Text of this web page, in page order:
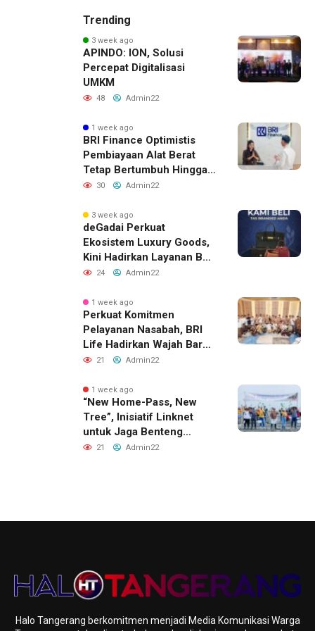
Trending
3 week ago
APINDO: ION, Solusi
Percepat Digitalisasi
UMKM
48 Admin22
1 week ago
BRI Finance Optimistis
Pembiayaan Alat Berat
Tetap Bertumbuh Hingga
Akhir 2026
30 Admin22
3 week ago
deGadai Perkuat
Ekosistem Luxury Goods,
Kini Hadirkan Layanan Beli
Tas, Titip Jual, dan Gadai
24 Admin22
1 week ago
Perkuat Komitmen
Pelayanan Nasabah, BRI
Life Hadirkan Wajah Baru
Kantor Layanan di
21 Admin22
1 week ago
“New Home-Pass, New
Tree”, Inisiatif Linknet
untuk Jaga Benteng
Pesisir dan Masa Depan
21 Admin22
Halo Tangerang berkomitmen menjadi Media Komunikasi Warga